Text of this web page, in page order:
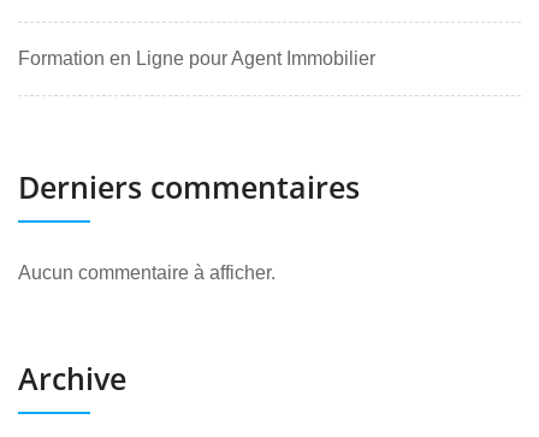
Formation en Ligne pour Agent Immobilier
Derniers commentaires
Aucun commentaire à afficher.
Archive